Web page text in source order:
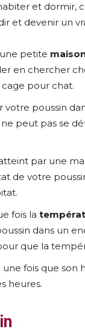
et dormir,
et devenir un
petite
en chercher
cage pour chat.
poussin
peut pas se
par une
de votre
fois la
dans un
que la
une fois que son
heures.